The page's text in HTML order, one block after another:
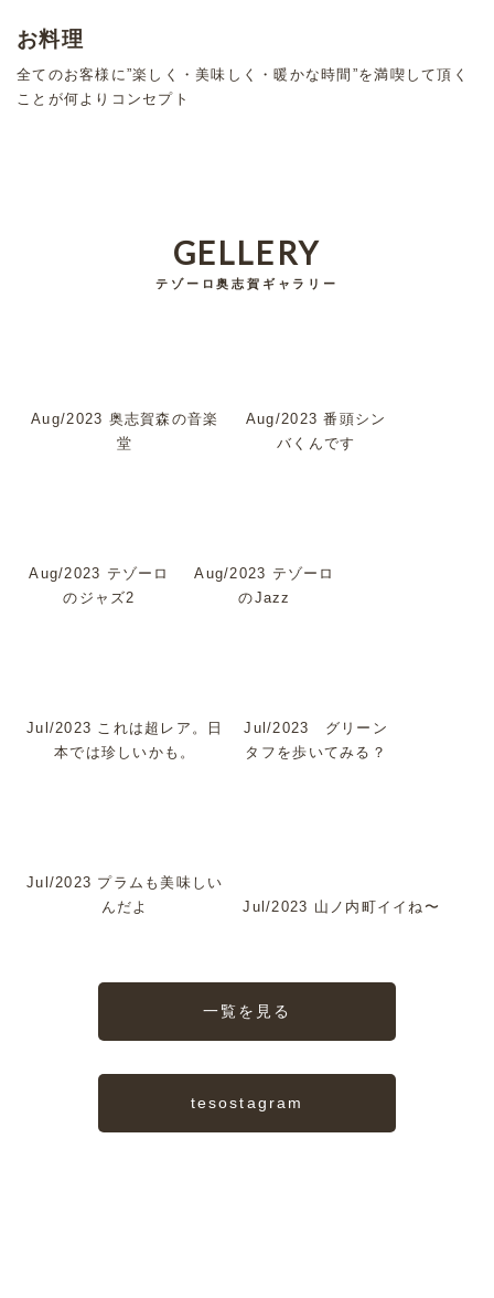
お料理
全てのお客様に”楽しく・美味しく・暖かな時間”を満喫して頂く
ことが何よりコンセプト
GELLERY
テゾーロ奥志賀ギャラリー
Aug/2023 奥志賀森の音楽
堂
Aug/2023 番頭シン
バくんです
Aug/2023 テゾーロ
のジャズ2
Aug/2023 テゾーロ
のJazz
Jul/2023 これは超レア。日
本では珍しいかも。
Jul/2023 グリーン
タフを歩いてみる？
Jul/2023 プラムも美味しい
んだよ
Jul/2023 山ノ内町イイね〜
一覧を見る
tesostagram